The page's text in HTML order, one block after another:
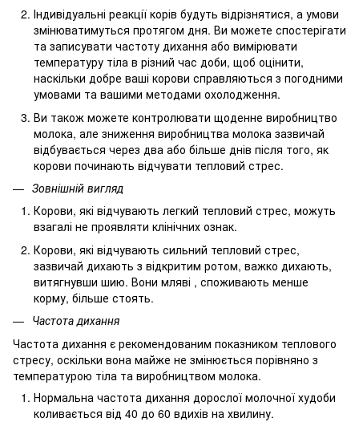
Індивідуальні реакції корів будуть відрізнятися, а умови
змінюватимуться протягом дня. Ви можете спостерігати
та записувати частоту дихання або вимірювати
температуру тіла в різний час доби, щоб оцінити,
наскільки добре ваші корови справляються з погодними
умовами та вашими методами охолодження.
Ви також можете контролювати щоденне виробництво
молока, але зниження виробництва молока зазвичай
відбувається через два або більше днів після того, як
корови починають відчувати тепловий стрес.
Зовнішній вигляд
Корови, які відчувають легкий тепловий стрес, можуть
взагалі не проявляти клінічних ознак.
Корови, які відчувають сильний тепловий стрес,
зазвичай дихають з відкритим ротом, важко дихають,
витягнувши шию. Вони мляві , споживають менше
корму, більше стоять.
Частота дихання
Частота дихання є рекомендованим показником теплового
стресу, оскільки вона майже не змінюється порівняно з
температурою тіла та виробництвом молока.
Нормальна частота дихання дорослої молочної худоби
коливається від 40 до 60 вдихів на хвилину.